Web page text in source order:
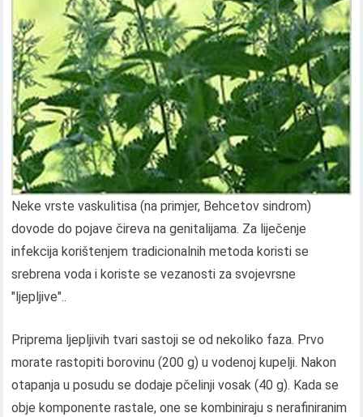
Neke vrste vaskulitisa (na primjer, Behcetov sindrom)
dovode do pojave čireva na genitalijama. Za liječenje
infekcija korištenjem tradicionalnih metoda koristi se
srebrena voda i koriste se vezanosti za svojevrsne
"ljepljive"..
Priprema ljepljivih tvari sastoji se od nekoliko faza. Prvo
morate rastopiti borovinu (200 g) u vodenoj kupelji. Nakon
otapanja u posudu se dodaje pčelinji vosak (40 g). Kada se
obje komponente rastale, one se kombiniraju s nerafiniranim